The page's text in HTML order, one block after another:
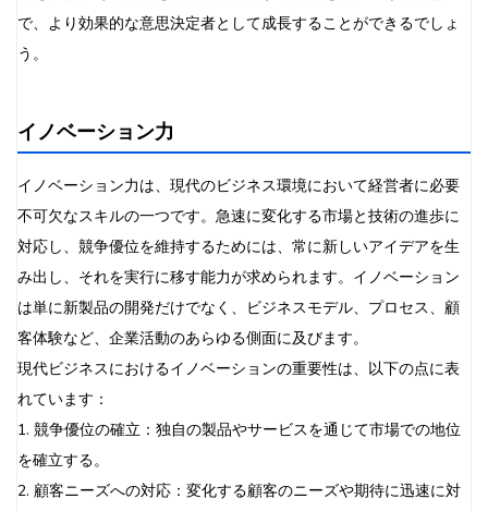
で、より効果的な意思決定者として成長することができるでしょ
う。
イノベーション力
イノベーション力は、現代のビジネス環境において経営者に必要
不可欠なスキルの一つです。急速に変化する市場と技術の進歩に
対応し、競争優位を維持するためには、常に新しいアイデアを生
み出し、それを実行に移す能力が求められます。イノベーション
は単に新製品の開発だけでなく、ビジネスモデル、プロセス、顧
客体験など、企業活動のあらゆる側面に及びます。
現代ビジネスにおけるイノベーションの重要性は、以下の点に表
れています：
1. 競争優位の確立：独自の製品やサービスを通じて市場での地位
を確立する。
2. 顧客ニーズへの対応：変化する顧客のニーズや期待に迅速に対